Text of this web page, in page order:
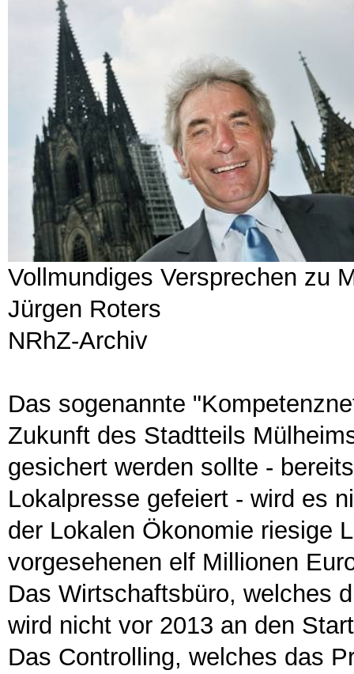
Vollmundiges Versprechen zu
Jürgen Roters
NRhZ-Archiv
Das sogenannte
Zukunft des Stadtteils
gesichert werden sollte -
Lokalpresse gefeiert - wird es
der Lokalen Ökonomie riesige
vorgesehenen elf Millionen
Das Wirtschaftsbüro, welches
wird nicht vor 2013 an den
Das Controlling, welches das